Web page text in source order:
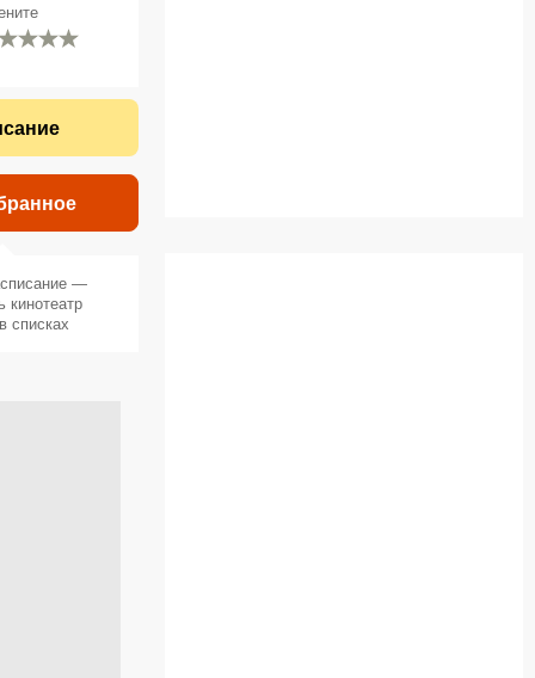
—
кинотеатр
списках